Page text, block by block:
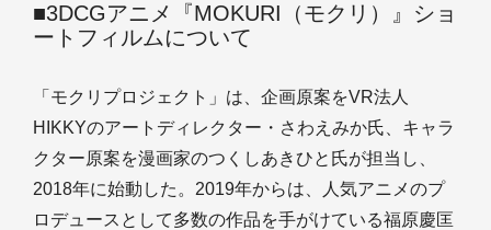
■3DCGアニメ『MOKURI（モクリ）』ショ
ートフィルムについて
「モクリプロジェクト」は、企画原案をVR法人
HIKKYのアートディレクター・さわえみか氏、キャラ
クター原案を漫画家のつくしあきひと氏が担当し、
2018年に始動した。2019年からは、人気アニメのプ
ロデュースとして多数の作品を手がけている福原慶匡